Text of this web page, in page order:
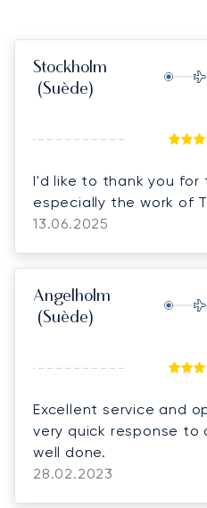
Stockholm
(Suède)
I'd like to thank you for
especially the work of
13.06.2025
Angelholm
(Suède)
Excellent service and
very quick response
well done.
28.02.2023